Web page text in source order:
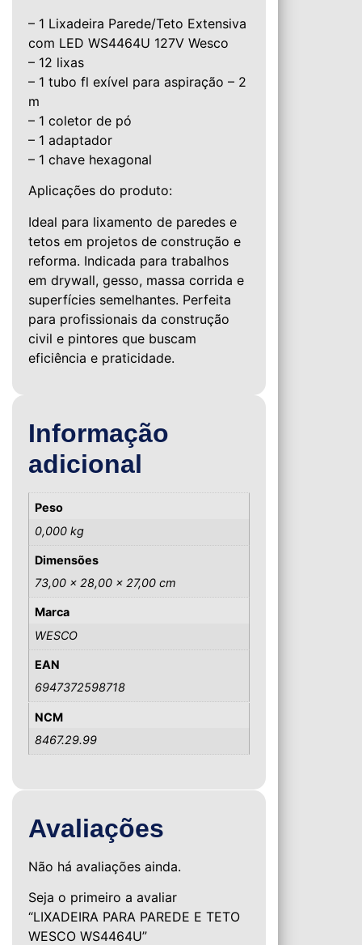
– 1 Lixadeira Parede/Teto Extensiva
com LED WS4464U 127V Wesco
– 12 lixas
– 1 tubo fl exível para aspiração – 2
m
– 1 coletor de pó
– 1 adaptador
– 1 chave hexagonal
Aplicações do produto:
Ideal para lixamento de paredes e
tetos em projetos de construção e
reforma. Indicada para trabalhos
em drywall, gesso, massa corrida e
superfícies semelhantes. Perfeita
para profissionais da construção
civil e pintores que buscam
eficiência e praticidade.
Informação
adicional
Peso
0,000 kg
Dimensões
73,00 × 28,00 × 27,00 cm
Marca
WESCO
EAN
6947372598718
NCM
8467.29.99
Avaliações
Não há avaliações ainda.
Seja o primeiro a avaliar
“LIXADEIRA PARA PAREDE E TETO
WESCO WS4464U”